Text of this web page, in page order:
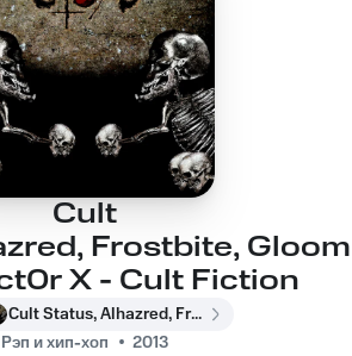
Cult
Frostbite, Gloom
X - Cult Fiction
Cult Status, Alhazred, Frostbite, Gloom Rap, D0ct0r X
Рэп и хип-хоп
2013